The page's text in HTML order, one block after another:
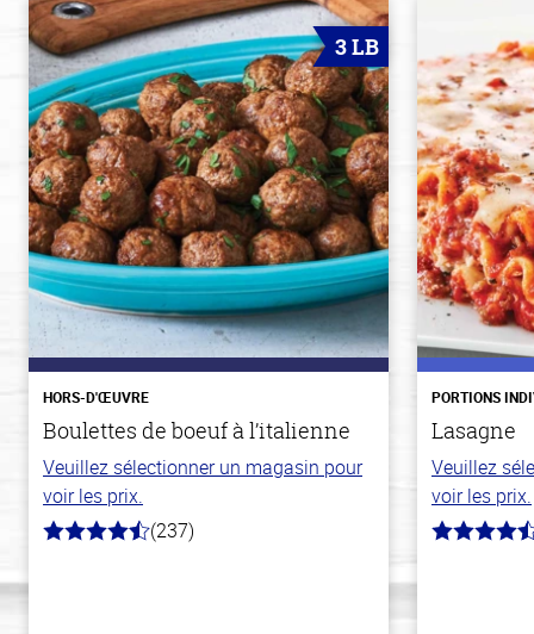
3 LB
HORS-D'ŒUVRE
Boulettes de boeuf à l’italienne
Veuillez sélectionner un magasin pour
voir les prix.
4.6
(237)
PORTIONS
Lasagne
Veuillez
voir les prix.
4.3